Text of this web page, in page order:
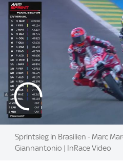
Sprintsieg in Brasilien - Marc
Giannantonio | InRace Video